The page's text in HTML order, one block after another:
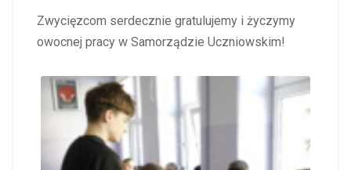
Zwycięzcom serdecznie gratulujemy i życzymy
owocnej pracy w Samorządzie Uczniowskim!